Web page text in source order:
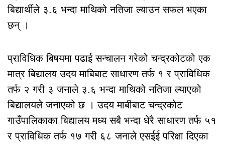
बिद्यार्थीले ३.६ भन्दा माथिको नतिजा ल्याउन सफल भएका
छन् ।
प्राविधिक बिषयमा पढाई सन्चालन गरेको चन्द्रकोटको एक
मात्र बिद्यालय उदय माबिबाट साधारण तर्फ १ र प्राविधिक
तर्फ २ गरी ३ जनाले ३.६ भन्दा माथिको नतिजा ल्याएको
बिद्यालयले जनाएको छ । उदय माबीबाट चन्द्रकोट
गाउँपालिकाका बिद्यालय मध्य सबै भन्दा धेरै साधारण तर्फ ५१
र प्राविधिक तर्फ १७ गरी ६८ जनाले एसईई परिक्षा दिएका